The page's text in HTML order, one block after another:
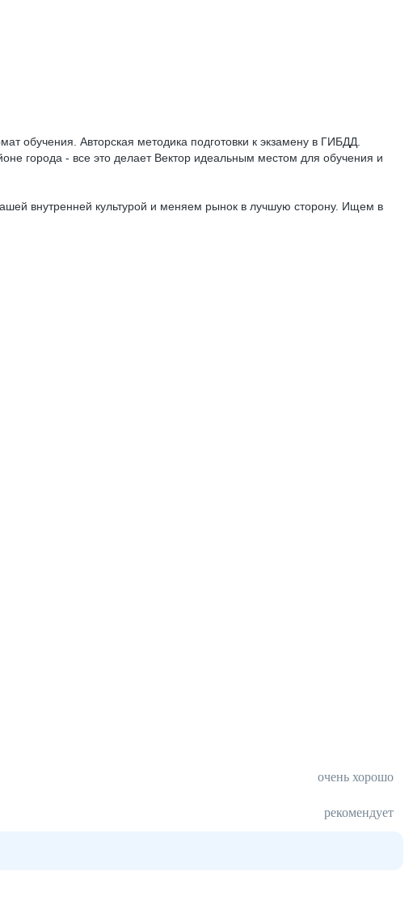
Авторская методика подготовки к экзамену в ГИБДД.
города - все это делает Вектор идеальным местом для обучения и
внутренней культурой и меняем рынок в лучшую сторону. Ищем в
очень хорошо
рекомендует